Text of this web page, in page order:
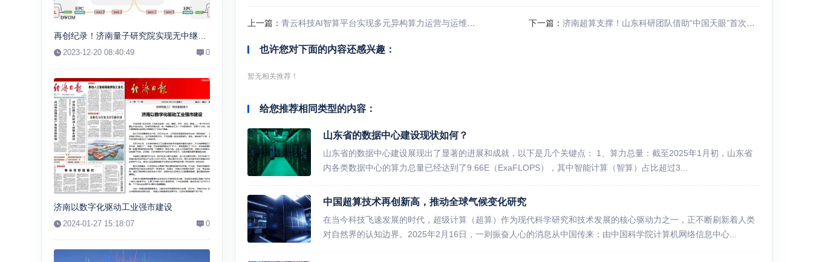
再创纪录！济南量子研究院实现无中继千公里光纤有限码长量子密钥分发
2023-12-20 08:40:49 0
济南以数字化驱动工业强市建设
2024-01-27 15:18:07 0
上一篇： 青云科技AI智算平台实现多元异构算力运营与运维创新 下一篇：济南超算支撑！山东科研团队借助“中国天眼”首次发现毫秒脉冲星
也许您对下面的内容还感兴趣：
暂无相关推荐！
给您推荐相同类型的内容：
山东省的数据中心建设现状如何？
山东省的数据中心建设展现出了显著的进展和成就，以下是几个关键点： 1、算力总量：截至2025年1月初，山东省
内各类数据中心的算力总量已经达到了9.66E（ExaFLOPS），其中智能计算（智算）占比超过3...
中国超算技术再创新高，推动全球气候变化研究
在当今科技飞速发展的时代，超级计算（超算）作为现代科学研究和技术发展的核心驱动力之一，正不断刷新着人类
对自然界的认知边界。2025年2月16日，一则振奋人心的消息从中国传来：由中国科学院计算机网络信息中心...